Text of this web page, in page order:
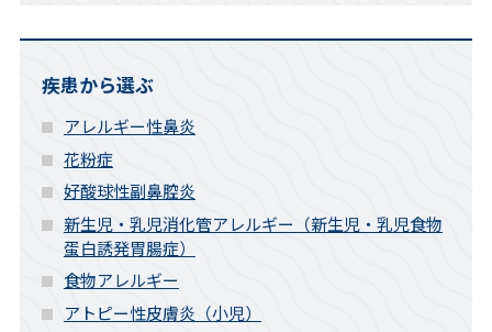
疾患から選ぶ
アレルギー性鼻炎
花粉症
好酸球性副鼻腔炎
新生児・乳児消化管アレルギー（新生児・乳児食物
蛋白誘発胃腸症）
食物アレルギー
アトピー性皮膚炎（小児）